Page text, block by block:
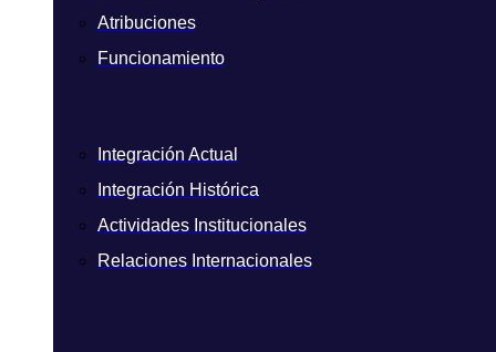
Atribuciones
Funcionamiento
Integración Actual
Integración Histórica
Actividades Institucionales
Relaciones Internacionales